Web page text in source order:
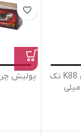
پولیش سلطان سابسازان K88 تک